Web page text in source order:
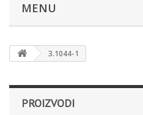
MENU
3.1044-1
PROIZVODI